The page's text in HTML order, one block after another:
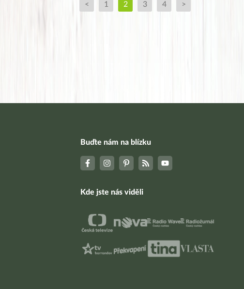
< 1 2 3 4 >
Buďte nám na blízku
Kde jste nás viděli